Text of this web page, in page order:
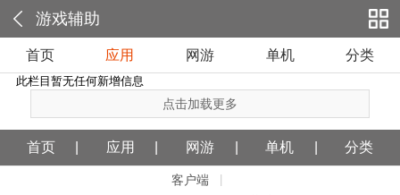
游戏辅助
首页 应用 网游 单机 分类
此栏目暂无任何新增信息
点击加载更多
首页 应用 网游 单机 分类
客户端